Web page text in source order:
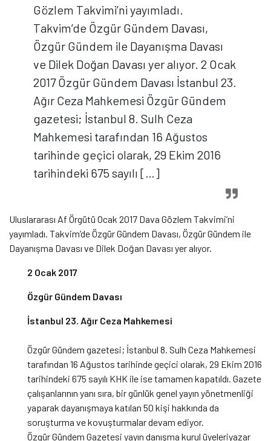
Gözlem Takvimi’ni yayımladı.
Takvim’de Özgür Gündem Davası,
Özgür Gündem ile Dayanışma Davası
ve Dilek Doğan Davası yer alıyor. 2 Ocak
2017 Özgür Gündem Davası İstanbul 23.
Ağır Ceza Mahkemesi Özgür Gündem
gazetesi; İstanbul 8. Sulh Ceza
Mahkemesi tarafından 16 Ağustos
tarihinde geçici olarak, 29 Ekim 2016
tarihindeki 675 sayılı […]
Uluslararası Af Örgütü Ocak 2017 Dava Gözlem Takvimi’ni
yayımladı. Takvim’de Özgür Gündem Davası, Özgür Gündem ile
Dayanışma Davası ve Dilek Doğan Davası yer alıyor.
2 Ocak 2017
Özgür Gündem Davası
İstanbul 23. Ağır Ceza Mahkemesi
Özgür Gündem gazetesi; İstanbul 8. Sulh Ceza Mahkemesi
tarafından 16 Ağustos tarihinde geçici olarak, 29 Ekim 2016
tarihindeki 675 sayılı KHK ile ise tamamen kapatıldı. Gazete
çalışanlarının yanı sıra, bir günlük genel yayın yönetmenliği
yaparak dayanışmaya katılan 50 kişi hakkında da
soruşturma ve kovuşturmalar devam ediyor.
Özgür Gündem Gazetesi yayın danışma kurul üyeleriyazar